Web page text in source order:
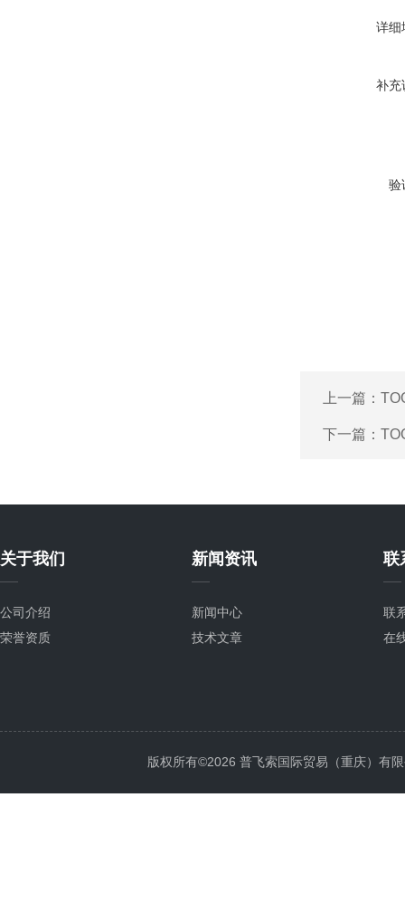
详细
补充
验
上一篇：
下一篇：
关于我们
公司介绍
荣誉资质
新闻资讯
新闻中心
技术文章
联
联
在
版权所有©2026 普飞索国际贸易（重庆）有